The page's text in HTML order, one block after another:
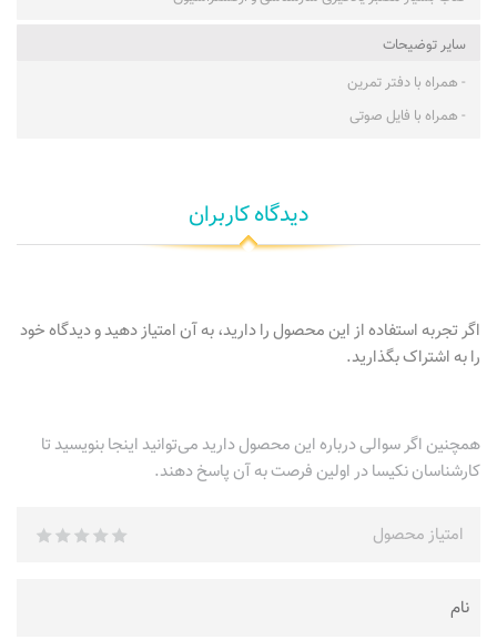
ساير توضيحات
- همراه با دفتر تمرین
- همراه با فایل صوتی
دیدگاه کاربران
اگر تجربه استفاده از این محصول را دارید، به آن امتیاز دهید و دیدگاه خود
را به اشتراک بگذارید.
همچنین اگر سوالی درباره این محصول دارید می‌توانید اینجا بنویسید تا
کارشناسان نکیسا در اولین فرصت به آن پاسخ دهند.
امتیاز محصول